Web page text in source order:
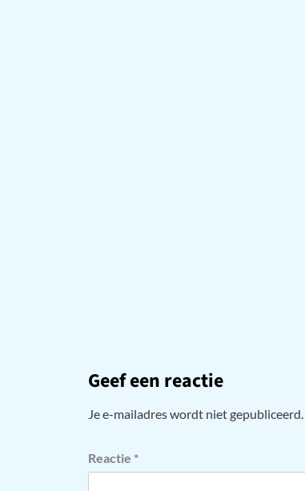
Geef een reactie
Je e-mailadres wordt niet gepubliceerd.
Reactie *